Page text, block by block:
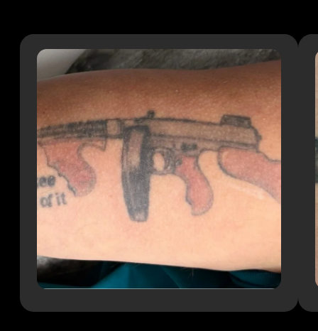
Лазерная коррекция бровей
Удаление пудровых бровей